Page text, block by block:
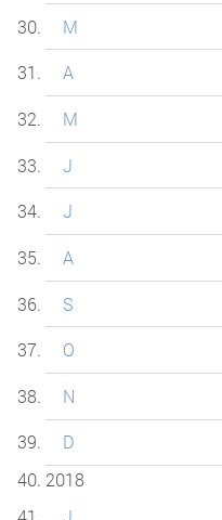
M
A
M
J
J
A
S
O
N
D
2018